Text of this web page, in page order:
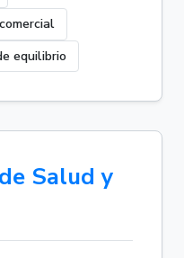
equilibrio
Salud y